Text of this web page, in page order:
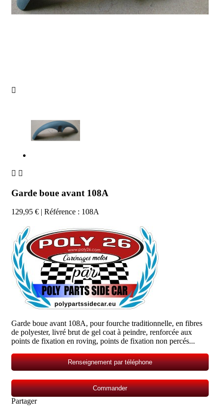

 
Garde boue avant 108A
129,95 € | Référence : 108A
Garde boue avant 108A, pour fourche traditionnelle, en fibres
de polyester, livré brut de gel coat à peindre, renforcée aux
points de fixation en roving, points de fixation non percés...
Renseignement par téléphone
Commander
Partager